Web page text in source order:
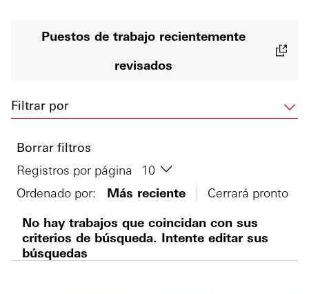
Puestos de trabajo recientemente
revisados
Filtrar por
Borrar filtros
Registros por página
Ordenado por:
Más reciente
Cerrará pronto
No hay trabajos que coincidan con sus
criterios de búsqueda. Intente editar sus
búsquedas